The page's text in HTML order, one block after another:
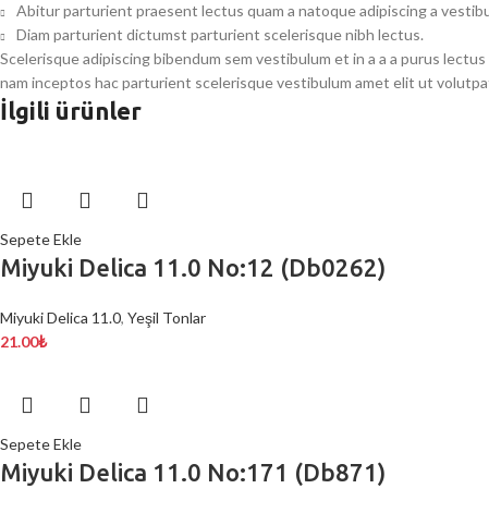
Abitur parturient praesent lectus quam a natoque adipiscing a
Diam parturient dictumst parturient scelerisque nibh lectus.
Scelerisque adipiscing bibendum sem vestibulum et in a a a purus
nam inceptos hac parturient scelerisque vestibulum amet elit ut
İlgili ürünler
Sepete Ekle
Miyuki Delica 11.0 No:12 (Db0262)
Miyuki Delica 11.0, Yeşil Tonlar
21.00₺
Sepete Ekle
Miyuki Delica 11.0 No:171 (Db871)